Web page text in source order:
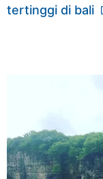
tertinggi di bali